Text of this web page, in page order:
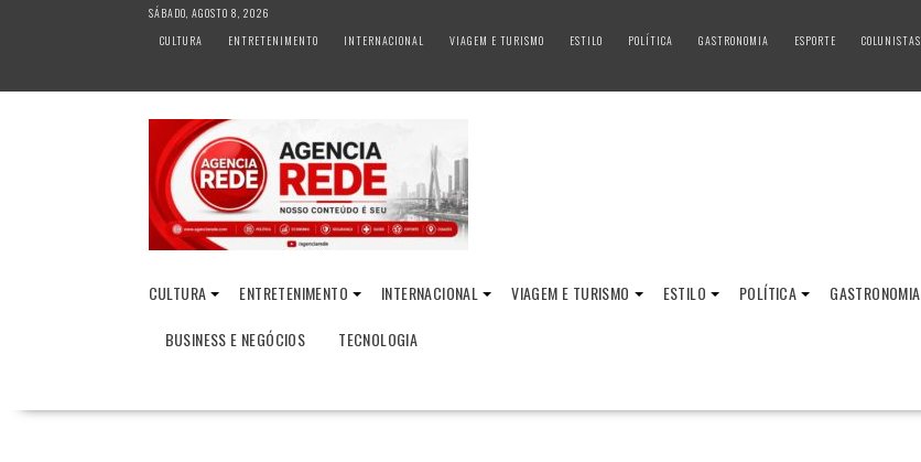
SÁBADO, AGOSTO 8, 2026
CULTURA
ENTRETENIMENTO INTERNACIONAL VIAGEM E TURISMO ESTILO POLÍTICA GASTRONOMIA ESPORTE COLUNISTAS
CULTURA ENTRETENIMENTO INTERNACIONAL VIAGEM E TURISMO ESTILO POLÍTICA GASTRONOMIA
BUSINESS E NEGÓCIOS
TECNOLOGIA